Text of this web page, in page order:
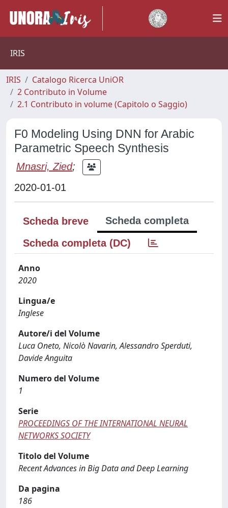
IRIS
IRIS
Catalogo Ricerca UniOR
2 Contributo in Volume
2.1 Contributo in volume (Capitolo o Saggio)
F0 Modeling Using DNN for Arabic
Parametric Speech Synthesis
Mnasri, Zied;
2020-01-01
Scheda breve
Scheda completa
Scheda completa (DC)
Anno
2020
Lingua/e
Inglese
Autore/i del Volume
Luca Oneto, Nicolò Navarin, Alessandro Sperduti,
Davide Anguita
Numero del Volume
1
Serie
PROCEEDINGS OF THE INTERNATIONAL NEURAL
NETWORKS SOCIETY
Titolo del Volume
Recent Advances in Big Data and Deep Learning
Da pagina
186